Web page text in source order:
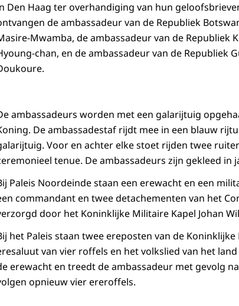
Den Haag ter overhandiging van hun
de ambassadeur van de Republiek
Mwamba, de ambassadeur van de Republiek
chan, en de ambassadeur van de Republiek
ambassadeurs worden met een galarijtuig
De ambassadestaf rijdt mee in een blauw
Voor en achter elke stoet rijden twee
tenue. De ambassadeurs zijn gekleed in
Paleis Noordeinde staan een erewacht en een
commandant en twee detachementen van het
door het Koninklijke Militaire Kapel Johan
het Paleis staan twee ereposten van de
van vier roffels en het volkslied van het
erewacht en treedt de ambassadeur met gevolg
opnieuw vier ereroffels.